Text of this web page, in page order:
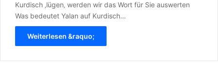
Kurdisch ‚lügen‚ werden wir das Wort für Sie auswerten
Was bedeutet Yalan auf Kurdisch…
Weiterlesen &raquo;